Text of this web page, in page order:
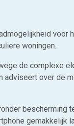
voor
woningen.
de complexe
adviseert over de
bescherming
gemakkelijk